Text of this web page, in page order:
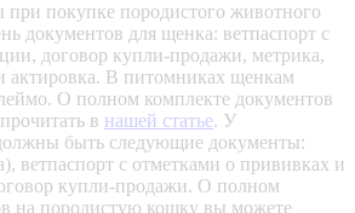
при покупке породистого животного
документов для щенка: ветпаспорт с
договор купли-продажи, метрика,
актировка. В питомниках щенкам
О полном комплекте документов
в нашей статье. У
быть следующие документы:
ветпаспорт с отметками о прививках и
купли-продажи. О полном
на породистую кошку вы можете